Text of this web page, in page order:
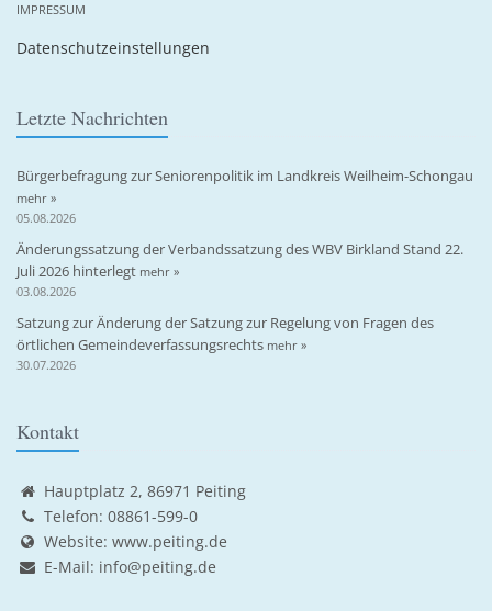
IMPRESSUM
Datenschutzeinstellungen
Letzte Nachrichten
Bürgerbefragung zur Seniorenpolitik im Landkreis Weilheim-Schongau
mehr »
05.08.2026
Änderungssatzung der Verbandssatzung des WBV Birkland Stand 22.
Juli 2026 hinterlegt mehr »
03.08.2026
Satzung zur Änderung der Satzung zur Regelung von Fragen des
örtlichen Gemeindeverfassungsrechts mehr »
30.07.2026
Kontakt
Hauptplatz 2, 86971 Peiting
Telefon: 08861-599-0
Website: www.peiting.de
E-Mail: info@peiting.de